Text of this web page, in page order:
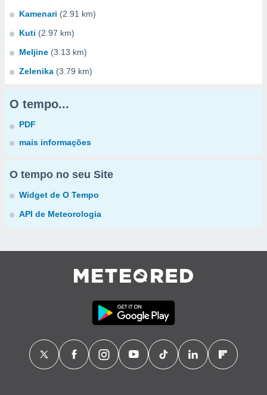
Kamenari (2.91 km)
Kuti (2.97 km)
Meljine (3.13 km)
Zelenika (3.79 km)
O tempo...
PDF
mais informações
O tempo no seu Site
Widget de O Tempo
API de Meteorologia